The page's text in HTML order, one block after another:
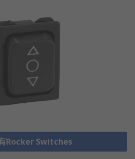
Rocker Switches